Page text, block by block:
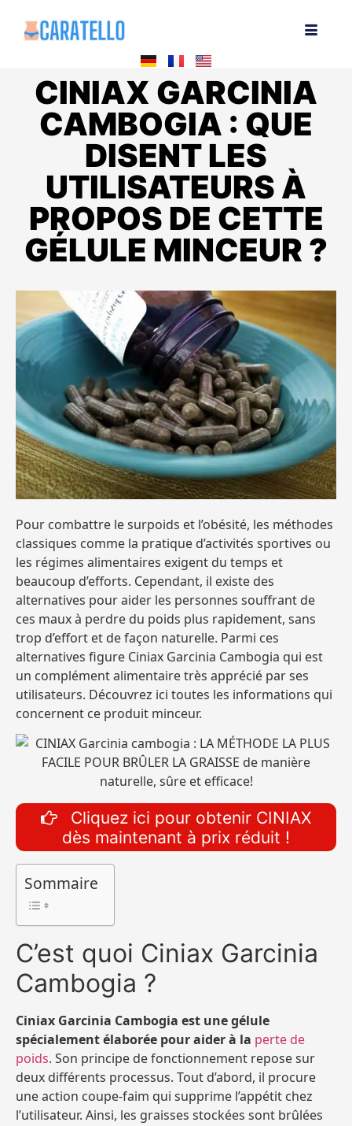
CINIAX GARCINIA
CAMBOGIA : QUE
DISENT LES
UTILISATEURS À
PROPOS DE CETTE
GÉLULE MINCEUR ?
Pour combattre le surpoids et l’obésité, les méthodes
classiques comme la pratique d’activités sportives ou
les régimes alimentaires exigent du temps et
beaucoup d’efforts. Cependant, il existe des
alternatives pour aider les personnes souffrant de
ces maux à perdre du poids plus rapidement, sans
trop d’effort et de façon naturelle. Parmi ces
alternatives figure Ciniax Garcinia Cambogia qui est
un complément alimentaire très apprécié par ses
utilisateurs. Découvrez ici toutes les informations qui
concernent ce produit minceur.
Cliquez ici pour obtenir CINIAX
dès maintenant à prix réduit !
Sommaire
C’est quoi Ciniax Garcinia
Cambogia ?
Ciniax Garcinia Cambogia est une gélule
spécialement élaborée pour aider à la perte de
poids. Son principe de fonctionnement repose sur
deux différents processus. Tout d’abord, il procure
une action coupe-faim qui supprime l’appétit chez
l’utilisateur. Ainsi, les graisses stockées sont brûlées